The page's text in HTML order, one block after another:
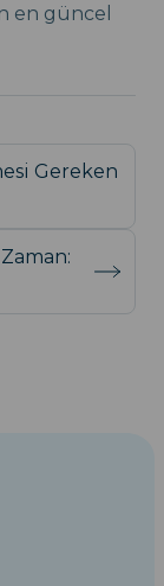
en güncel
Gereken